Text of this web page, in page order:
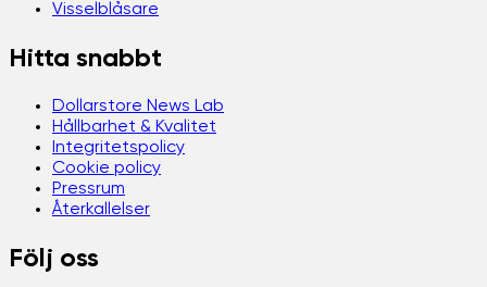
Visselblåsare
Hitta snabbt
Dollarstore News Lab
Hållbarhet & Kvalitet
Integritetspolicy
Cookie policy
Pressrum
Återkallelser
Följ oss